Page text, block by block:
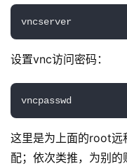
vncserver
设置vnc访问密码：
vncpasswd
这里是为上面的root
配；依次类推，为别